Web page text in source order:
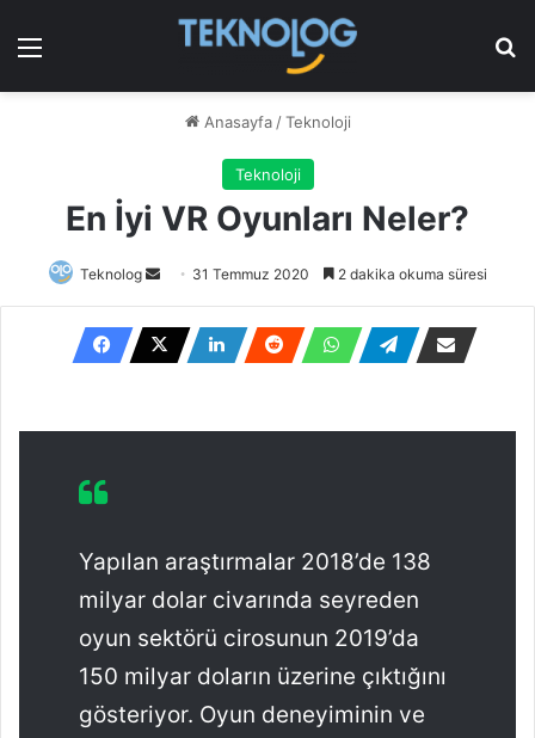
Menü
Anasayfa / Teknoloji
Teknoloji
En İyi VR Oyunları Neler?
Teknolog
Bir
e-
posta
göndermek
31 Temmuz 2020 2 dakika okuma süresi
Yapılan araştırmalar 2018’de 138
milyar dolar civarında seyreden
oyun sektörü cirosunun 2019’da
150 milyar doların üzerine çıktığını
gösteriyor. Oyun deneyiminin ve